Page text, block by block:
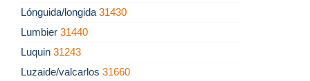
Lónguida/longida 31430
Lumbier 31440
Luquin 31243
Luzaide/valcarlos 31660